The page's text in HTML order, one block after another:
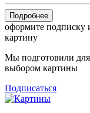
Подробнее
оформите подписку
картину
Мы подготовили
выбором картины
Подписаться